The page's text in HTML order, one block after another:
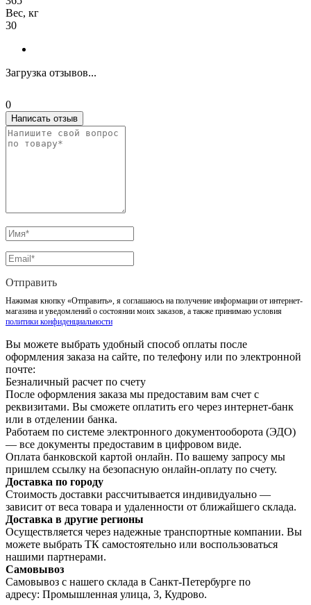
Вес, кг
30
Загрузка отзывов...
0
Написать отзыв
Отправить
Нажимая кнопку «Отправить», я соглашаюсь на получение информации от интернет-
магазина и уведомлений о состоянии моих заказов, а также принимаю условия
политики конфиденциальности
Вы можете выбрать удобный способ оплаты после
оформления заказа на сайте, по телефону или по электронной
почте:
Безналичный расчет по счету
После оформления заказа мы предоставим вам счет с
реквизитами. Вы сможете оплатить его через интернет-банк
или в отделении банка.
Работаем по системе электронного документооборота (ЭДО)
— все документы предоставим в цифровом виде.
Оплата банковской картой онлайн. По вашему запросу мы
пришлем ссылку на безопасную онлайн-оплату по счету.
Доставка по городу
Стоимость доставки рассчитывается индивидуально —
зависит от веса товара и удаленности от ближайшего склада.
Доставка в другие регионы
Осуществляется через надежные транспортные компании. Вы
можете выбрать ТК самостоятельно или воспользоваться
нашими партнерами.
Самовывоз
Самовывоз с нашего склада в Санкт-Петербурге по
адресу: Промышленная улица, 3, Кудрово.